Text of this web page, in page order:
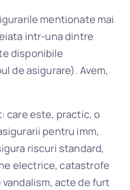
mentionate mai
intr-una dintre
disponibile
de asigurare). Avem,
care este, practic, o
pentru imm,
riscuri standard,
electrice, catastrofe
acte de furt